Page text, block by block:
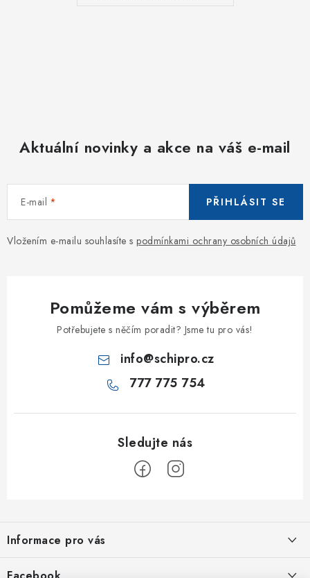
Aktuální novinky a akce na váš e-mail
E-mail
Vložením e-mailu souhlasíte s podmínkami ochrany osobních údajů
PŘIHLÁSIT SE
Pomůžeme vám s výběrem
Potřebujete s něčím poradit? Jsme tu pro vás!
info@schipro.cz
777 775 754
p
a
Informace pro vás
Jak nakupovat